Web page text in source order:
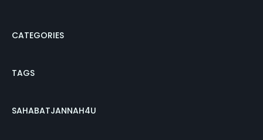
CATEGORIES
TAGS
SAHABATJANNAH4U